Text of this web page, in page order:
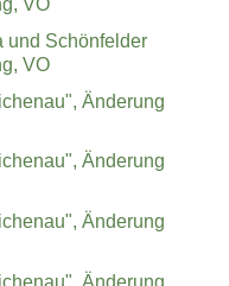
VO
und Schönfelder
VO
Änderung
Änderung
Änderung
Änderung